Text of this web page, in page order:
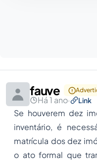
fauve
Há 1 ano· Link
Se houverem dez
inventário, é
matrícula dos dez
o ato formal que